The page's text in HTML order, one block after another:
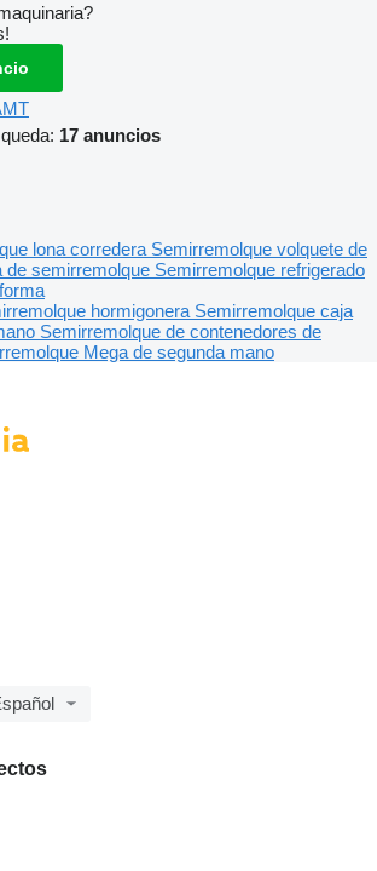
17 anuncios
lona corredera Semirremolque volquete de
de semirremolque Semirremolque refrigerado
hormigonera Semirremolque caja
Semirremolque de contenedores de
Mega de segunda mano